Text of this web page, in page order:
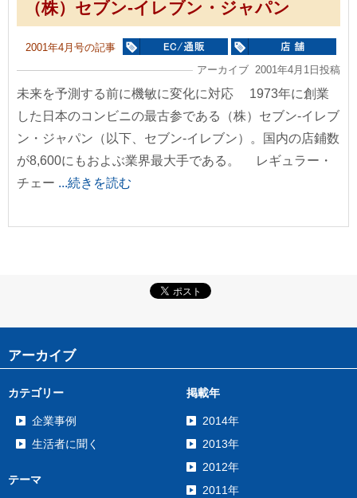
（株）セブン-イレブン・ジャパン
2001年4月号の記事
アーカイブ 2001年4月1日投稿
未来を予測する前に機敏に変化に対応 1973年に創業
した日本のコンビニの最古参である（株）セブン-イレブ
ン・ジャパン（以下、セブン-イレブン）。国内の店鋪数
が8,600にもおよぶ業界最大手である。 レギュラー・
チェー ...続きを読む
アーカイブ
カテゴリー
企業事例
生活者に聞く
テーマ
掲載年
2014年
2013年
2012年
2011年